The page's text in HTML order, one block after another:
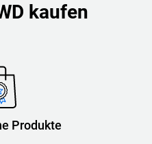
kaufen
Produkte